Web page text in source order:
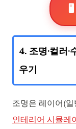
🖥️
4. 조명·컬러
우기
조명은 레이어(일
인테리어 시뮬레